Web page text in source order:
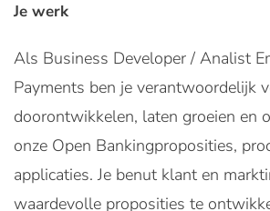
Je werk
Als Business Developer / Analist
Payments ben je verantwoordelijk
doorontwikkelen, laten groeien en
onze Open Bankingproposities,
applicaties. Je benut klant en
waardevolle proposities te